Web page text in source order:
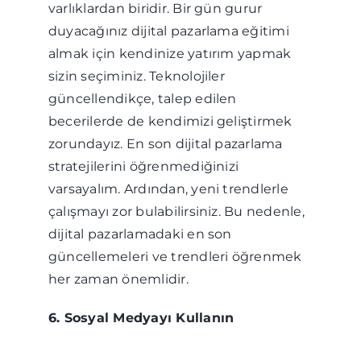
varlıklardan biridir. Bir gün gurur
duyacağınız dijital pazarlama eğitimi
almak için kendinize yatırım yapmak
sizin seçiminiz. Teknolojiler
güncellendikçe, talep edilen
becerilerde de kendimizi geliştirmek
zorundayız. En son dijital pazarlama
stratejilerini öğrenmediğinizi
varsayalım. Ardından, yeni trendlerle
çalışmayı zor bulabilirsiniz. Bu nedenle,
dijital pazarlamadaki en son
güncellemeleri ve trendleri öğrenmek
her zaman önemlidir.
6. Sosyal Medyayı Kullanın